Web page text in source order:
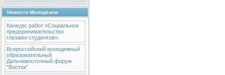
Новости Молодёжки
Конкурс работ «Социальное
предпринимательство
глазами студентов».
Всероссийский молодежный
образовательный
Дальневосточный форум
"Восток"